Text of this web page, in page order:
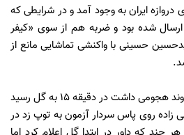
ایران به وجود آمد و در شرایطی که
شده بود و ضربه هم از سوی «کیفر
حسینی با واکنشی تماشایی مانع از
ایران که در این دیدار روند هجومی داشت در دقیقه ۱۵ به گل رسید
زاده روی پاس سردار آزمون به توپ زد در